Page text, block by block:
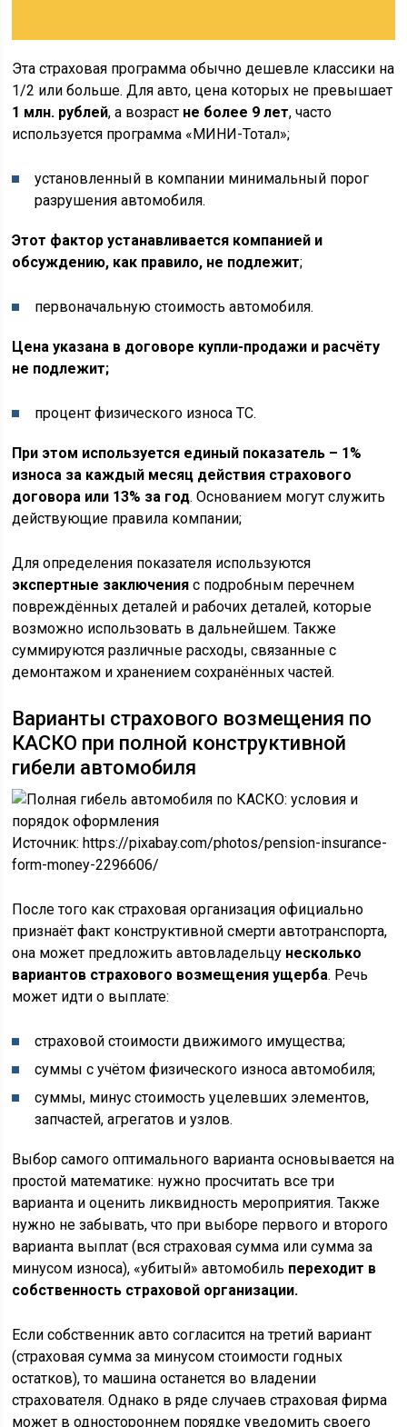
Эта страховая программа обычно дешевле классики на
1/2 или больше. Для авто, цена которых не превышает
1 млн. рублей, а возраст не более 9 лет, часто
используется программа «МИНИ-Тотал»;
установленный в компании минимальный порог
разрушения автомобиля.
Этот фактор устанавливается компанией и
обсуждению, как правило, не подлежит;
первоначальную стоимость автомобиля.
Цена указана в договоре купли-продажи и расчёту
не подлежит;
процент физического износа ТС.
При этом используется единый показатель – 1%
износа за каждый месяц действия страхового
договора или 13% за год. Основанием могут служить
действующие правила компании;
Для определения показателя используются
экспертные заключения с подробным перечнем
повреждённых деталей и рабочих деталей, которые
возможно использовать в дальнейшем. Также
суммируются различные расходы, связанные с
демонтажом и хранением сохранённых частей.
Варианты страхового возмещения по
КАСКО при полной конструктивной
гибели автомобиля
Источник: https://pixabay.com/photos/pension-insurance-
form-money-2296606/
После того как страховая организация официально
признаёт факт конструктивной смерти автотранспорта,
она может предложить автовладельцу несколько
вариантов страхового возмещения ущерба. Речь
может идти о выплате:
страховой стоимости движимого имущества;
суммы с учётом физического износа автомобиля;
суммы, минус стоимость уцелевших элементов,
запчастей, агрегатов и узлов.
Выбор самого оптимального варианта основывается на
простой математике: нужно просчитать все три
варианта и оценить ликвидность мероприятия. Также
нужно не забывать, что при выборе первого и второго
варианта выплат (вся страховая сумма или сумма за
минусом износа), «убитый» автомобиль переходит в
собственность страховой организации.
Если собственник авто согласится на третий вариант
(страховая сумма за минусом стоимости годных
остатков), то машина останется во владении
страхователя. Однако в ряде случаев страховая фирма
может в одностороннем порядке уведомить своего